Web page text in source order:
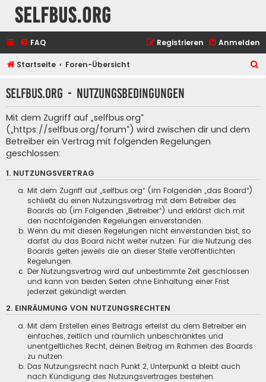
selfbus.org
FAQ Anmelden
Registrieren
Startseite Foren-Übersicht
h
selfbus.org - Nutzungsbedingungen
Mit dem Zugriff auf „selfbus.org“
(„https://selfbus.org/forum“) wird zwischen dir und dem
Betreiber ein Vertrag mit folgenden Regelungen
geschlossen:
1. NUTZUNGSVERTRAG
Mit dem Zugriff auf „selfbus.org“ (im Folgenden „das Board“)
schließt du einen Nutzungsvertrag mit dem Betreiber des
Boards ab (im Folgenden „Betreiber“) und erklärst dich mit
den nachfolgenden Regelungen einverstanden.
Wenn du mit diesen Regelungen nicht einverstanden bist, so
darfst du das Board nicht weiter nutzen. Für die Nutzung des
Boards gelten jeweils die an dieser Stelle veröffentlichten
Regelungen.
Der Nutzungsvertrag wird auf unbestimmte Zeit geschlossen
und kann von beiden Seiten ohne Einhaltung einer Frist
jederzeit gekündigt werden.
2. EINRÄUMUNG VON NUTZUNGSRECHTEN
Mit dem Erstellen eines Beitrags erteilst du dem Betreiber ein
einfaches, zeitlich und räumlich unbeschränktes und
unentgeltliches Recht, deinen Beitrag im Rahmen des Boards
zu nutzen.
Das Nutzungsrecht nach Punkt 2, Unterpunkt a bleibt auch
nach Kündigung des Nutzungsvertrages bestehen.